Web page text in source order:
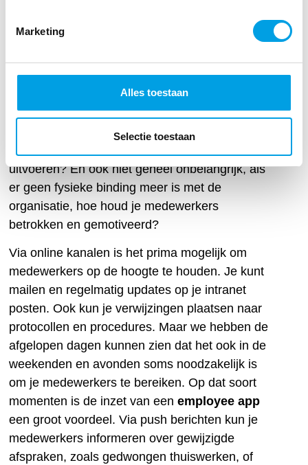
Marketing
Alles toestaan
Selectie toestaan
klanten.
communicatie met hun medewerkers goed
moeten structureren. Hoe zorg je er namelijk
voor dat iedereen op de hoogte is en blijft van
de (bijgestelde) organisatiedoelen? En hoe zorg
je dat iedereen thuis zijn of haar taken goed kan
uitvoeren? En ook niet geheel onbelangrijk, als
er geen fysieke binding meer is met de
organisatie, hoe houd je medewerkers
betrokken en gemotiveerd?
Via online kanalen is het prima mogelijk om
medewerkers op de hoogte te houden. Je kunt
mailen en regelmatig updates op je intranet
posten. Ook kun je verwijzingen plaatsen naar
protocollen en procedures. Maar we hebben de
afgelopen dagen kunnen zien dat het ook in de
weekenden en avonden soms noodzakelijk is
om je medewerkers te bereiken. Op dat soort
momenten is de inzet van eenemployee app
een groot voordeel. Via push berichten kun je
medewerkers informeren over gewijzigde
afspraken, zoals gedwongen thuiswerken, of